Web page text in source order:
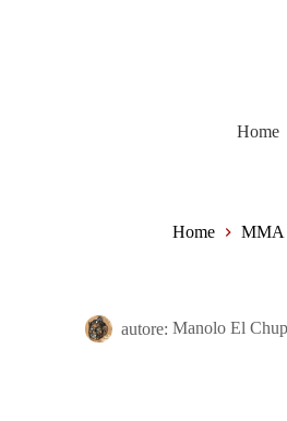
Home
Home MMA
autore: Manolo El